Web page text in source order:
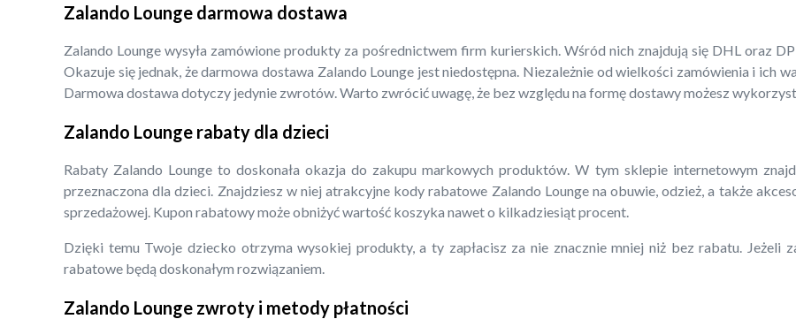
Zalando Lounge darmowa dostawa
Zalando Lounge wysyła zamówione produkty za pośrednictwem firm kurierskich. Wśród nich znajdują się DHL oraz
Okazuje się jednak, że darmowa dostawa Zalando Lounge jest niedostępna. Niezależnie od wielkości zamówienia i ich
Darmowa dostawa dotyczy jedynie zwrotów. Warto zwrócić uwagę, że bez względu na formę dostawy możesz
Zalando Lounge rabaty dla dzieci
Rabaty Zalando Lounge to doskonała okazja do zakupu markowych produktów. W tym sklepie internetowym
przeznaczona dla dzieci. Znajdziesz w niej atrakcyjne kody rabatowe Zalando Lounge na obuwie, odzież, a także
sprzedażowej. Kupon rabatowy może obniżyć wartość koszyka nawet o kilkadziesiąt procent.
Dzięki temu Twoje dziecko otrzyma wysokiej produkty, a ty zapłacisz za nie znacznie mniej niż bez rabatu. Jeżeli
rabatowe będą doskonałym rozwiązaniem.
Zalando Lounge zwroty i metody płatności